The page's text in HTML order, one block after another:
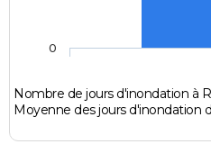
Nombre de jours d'inondation à
Moyenne des jours d'inondation
0